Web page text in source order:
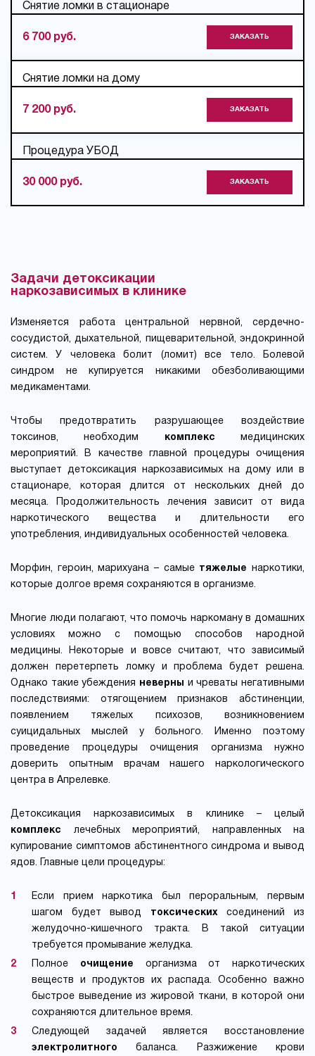
Снятие ломки в стационаре
6 700 руб. ЗАКАЗАТЬ
Снятие ломки на дому
7 200 руб. ЗАКАЗАТЬ
Процедура УБОД
30 000 руб. ЗАКАЗАТЬ
Задачи детоксикации
наркозависимых в клинике
Изменяется работа центральной нервной, сердечно-
сосудистой, дыхательной, пищеварительной, эндокринной
систем. У человека болит (ломит) все тело. Болевой
синдром не купируется никакими обезболивающими
медикаментами.
Чтобы предотвратить разрушающее воздействие
токсинов, необходим
комплекс медицинских
мероприятий. В качестве главной процедуры очищения
выступает детоксикация наркозависимых на дому или в
стационаре, которая длится от нескольких дней до
месяца. Продолжительность лечения зависит от вида
наркотического вещества и длительности его
употребления, индивидуальных особенностей человека.
Морфин, героин, марихуана – самые тяжелые
наркотики,
которые долгое время сохраняются в организме.
Многие люди полагают, что помочь наркоману в домашних
условиях можно с помощью способов народной
медицины. Некоторые и вовсе считают, что зависимый
должен перетерпеть ломку и проблема будет решена.
Однако такие убеждения
неверны
и чреваты негативными
последствиями: отягощением признаков абстиненции,
появлением тяжелых психозов, возникновением
суицидальных мыслей у больного. Именно поэтому
проведение процедуры очищения организма нужно
доверить опытным врачам нашего наркологического
центра в Апрелевке.
Детоксикация наркозависимых в клинике – целый
комплекс лечебных мероприятий, направленных на
купирование симптомов абстинентного синдрома и вывод
ядов. Главные цели процедуры:
Если прием наркотика был пероральным, первым
шагом будет вывод токсическихсоединений из
желудочно-кишечного тракта. В такой ситуации
требуется промывание желудка.
Полное очищение организма от наркотических
веществ и продуктов их распада. Особенно важно
быстрое выведение из жировой ткани, в которой они
сохраняются длительное время.
Следующей задачей является восстановление
электролитного баланса. Разжижение крови